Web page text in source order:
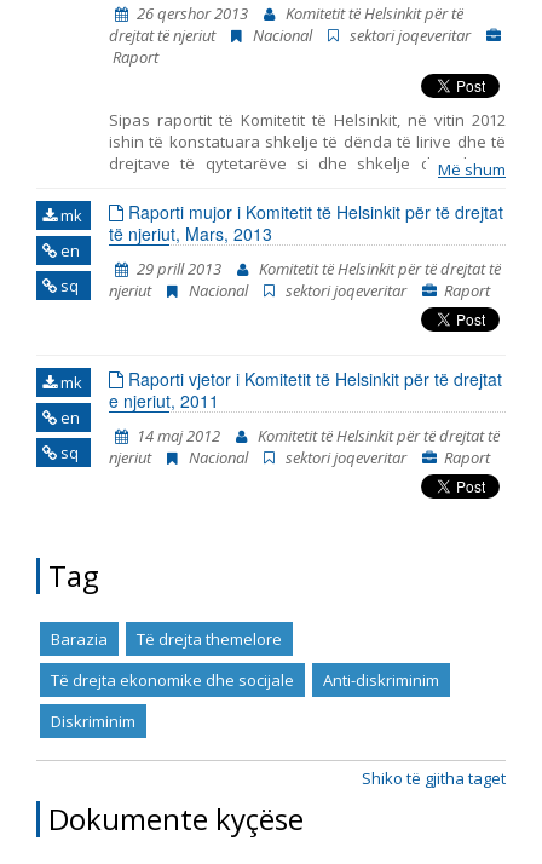
26 qershor 2013
Komitetit të Helsinkit për të
drejtat të njeriut
Nacional
sektori joqeveritar
Raport
Sipas raportit të Komitetit të Helsinkit, në vitin 2012
ishin të konstatuara shkelje të dënda të lirive dhe të
drejtave të qytetarëve si dhe shkelje drastike të
principit të sundimit të ligjit dhe të shtetit të drejtë.
Më shum
mk
en
sq
Raporti mujor i Komitetit të Helsinkit për të drejtat
të njeriut, Mars, 2013
29 prill 2013
Komitetit të Helsinkit për të drejtat të
njeriut
Nacional sektori joqeveritar Raport
mk
en
sq
Raporti vjetor i Komitetit të Helsinkit për të drejtat
e njeriut, 2011
14 maj 2012
Komitetit të Helsinkit për të drejtat të
njeriut
Nacional sektori joqeveritar Raport
Tag
Barazia
Të drejta themelore
Të drejta ekonomike dhe socijale
Anti-diskriminim
Diskriminim
Shiko të gjitha taget
Dokumente kyçëse